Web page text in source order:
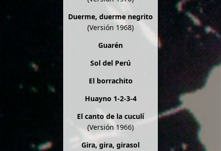
Duerme, duerme negrito
(Versión 1968)
Guarén
Sol del Perú
El borrachito
Huayno 1-2-3-4
El canto de la cuculí
(Versión 1966)
Gira, gira, girasol